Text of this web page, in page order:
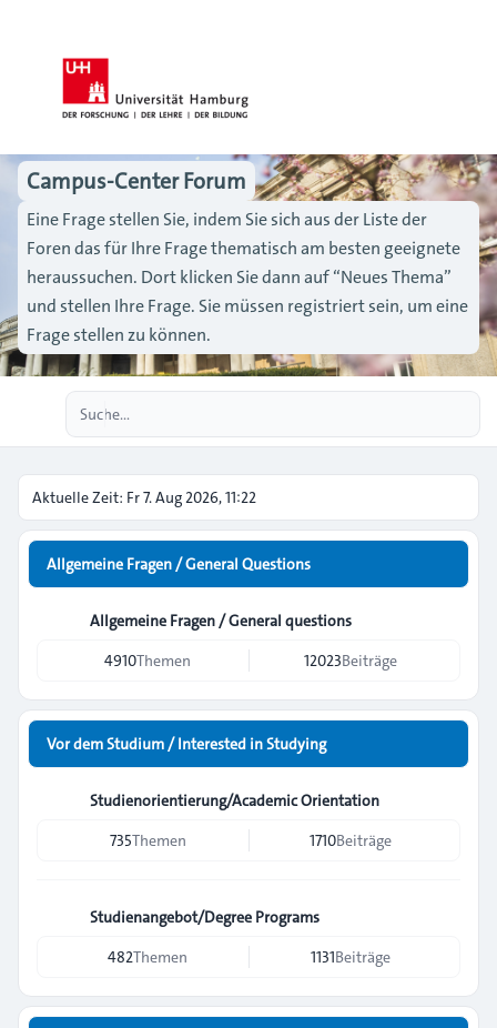
Campus-Center Forum
Eine Frage stellen Sie, indem Sie sich aus der Liste der
Foren das für Ihre Frage thematisch am besten geeignete
heraussuchen. Dort klicken Sie dann auf “Neues Thema”
und stellen Ihre Frage. Sie müssen registriert sein, um eine
Frage stellen zu können.
Aktuelle Zeit: Fr 7. Aug 2026, 11:22
Allgemeine Fragen / General Questions
Allgemeine Fragen / General questions
4910Themen 12023Beiträge
Vor dem Studium / Interested in Studying
Studienorientierung/Academic Orientation
735Themen 1710Beiträge
Studienangebot/Degree Programs
482Themen 1131Beiträge